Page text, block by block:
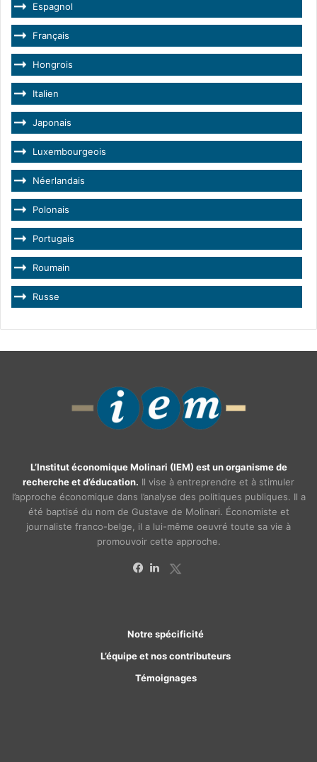
Espagnol
Français
Hongrois
Italien
Japonais
Luxembourgeois
Néerlandais
Polonais
Portugais
Roumain
Russe
L’Institut économique Molinari (IEM) est un organisme de
recherche et d’éducation. Il vise à entreprendre et à stimuler
l’approche économique dans l’analyse des politiques publiques. Il a
été baptisé du nom de Gustave de Molinari. Économiste et
journaliste franco-belge, il a lui-même oeuvré toute sa vie à
promouvoir cette approche.
Notre spécificité
L’équipe et nos contributeurs
Témoignages